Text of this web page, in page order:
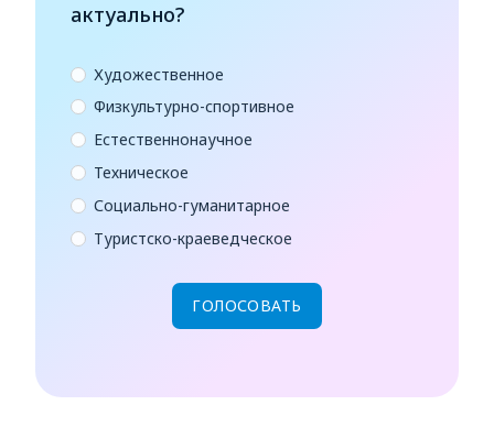
актуально?
Художественное
Физкультурно-спортивное
Естественнонаучное
Техническое
Социально-гуманитарное
Туристско-краеведческое